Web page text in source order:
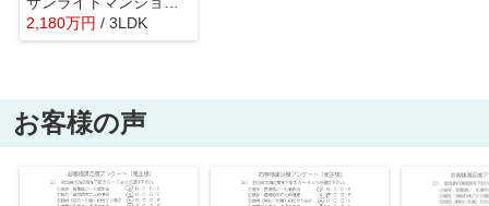
2,180万円 / 3LDK
お客様の声